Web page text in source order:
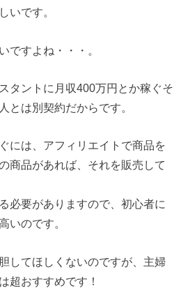
いです。
ですよね・・・。
タントに月収400万円とか稼ぐそ
とは別契約だからです。
には、アフィリエイトで商品を
商品があれば、それを販売して
必要がありますので、初心者に
いのです。
してほしくないのですが、主婦
超おすすめです！